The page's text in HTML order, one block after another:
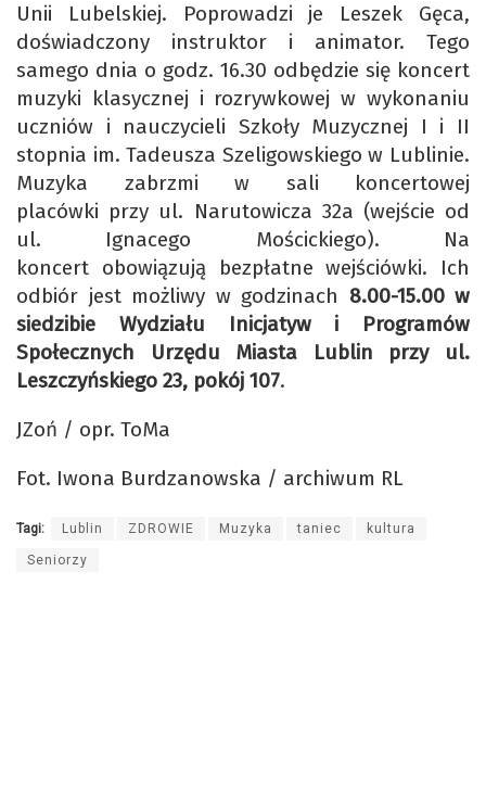
Unii Lubelskiej. Poprowadzi je Leszek Gęca,
doświadczony instruktor i animator. Tego
samego dnia o godz. 16.30 odbędzie się koncert
muzyki klasycznej i rozrywkowej w wykonaniu
uczniów i nauczycieli Szkoły Muzycznej I i II
stopnia im. Tadeusza Szeligowskiego w Lublinie.
Muzyka zabrzmi w sali koncertowej
placówki przy ul. Narutowicza 32a (wejście od
ul. Ignacego Mościckiego). Na
koncert obowiązują bezpłatne wejściówki. Ich
odbiór jest możliwy w godzinach 8.00-15.00 w
siedzibie Wydziału Inicjatyw i Programów
Społecznych Urzędu Miasta Lublin przy ul.
Leszczyńskiego 23, pokój 107.
JZoń / opr. ToMa
Fot. Iwona Burdzanowska / archiwum RL
Tagi: Lublin ZDROWIE Muzyka taniec kultura
Seniorzy